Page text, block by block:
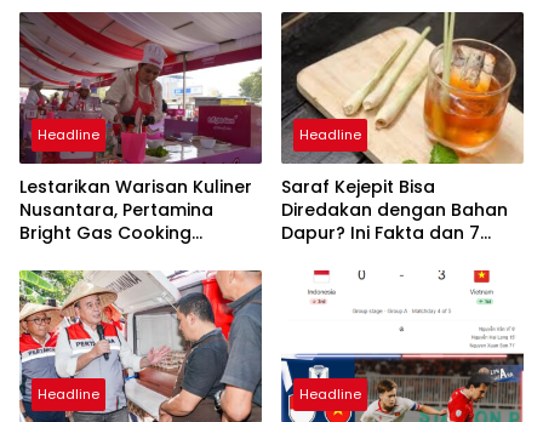
Headline
Lestarikan Warisan Kuliner
Nusantara, Pertamina
Bright Gas Cooking
Lahirkan Juara Baru
Headline
Saraf Kejepit Bisa
Diredakan dengan Bahan
Dapur? Ini Fakta dan 7
Dicoba
Headline Headline